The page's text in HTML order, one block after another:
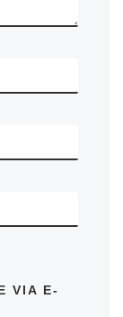
VIA E-